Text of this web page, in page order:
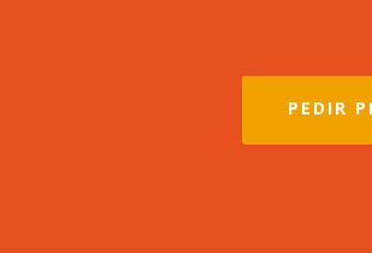
PEDIR